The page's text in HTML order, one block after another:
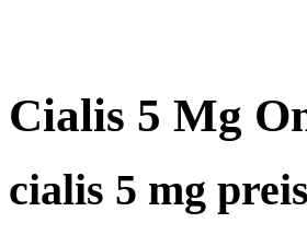
Cialis 5 Mg
cialis 5 mg